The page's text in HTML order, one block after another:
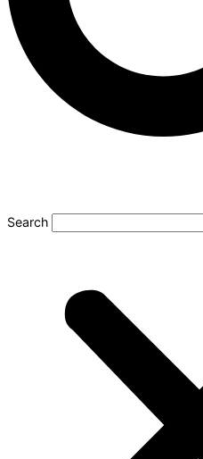
Search